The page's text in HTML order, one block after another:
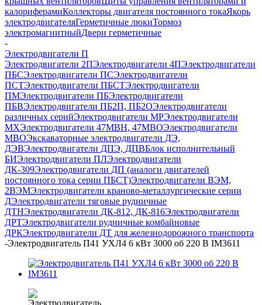
калориферамиКоллекторы двигателя постоянного токаЯкорь
электродвигателяГерметичные люкиТормоз
электромагнитныйДвери герметичные
-
Электродвигатели П
Электродвигатели 2ПЭлектродвигатели 4ПЭлектродвигатели
ПБСЭлектродвигатели ПСЭлектродвигатели
ПСТЭлектродвигатели ПБСТЭлектродвигатели
ПМЭлектродвигатели ПБЭлектродвигатели
ПБВЭлектродвигатели ПБ2П, ПБ2ОЭлектродвигатели
различных серийЭлектродвигатели МРЭлектродвигатели
MXЭлектродвигатели 47MBH, 47МВОЭлектродвигатели
MBOЭкскаваторные электродвигатели ДЭ,
ДЭВЭлектродвигатели ДПЭ, ДПВБлок исполнительный
БИЭлектродвигатели ПЛЭлектродвигатели
ДК-309Электродвигатели ДП (аналоги двигателей
постоянного тока серии ПБСТ)Электродвигатели ВЭМ,
2ВЭМЭлектродвигатели краново-металлургические серии
ДЭлектродвигатели тяговые рудничные
ДТНЭлектродвигатели ДК-812, ДК-816Электродвигатели
ДРТЭлектродвигатели рудничные комбайновые
ДРКЭлектродвигатели ДТ для железнодорожного транспорта
-Электродвигатель П41 УХЛ4 6 кВт 3000 об 220 В IM3611